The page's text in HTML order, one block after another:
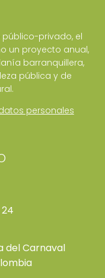
privado, el
un proyecto anual,
barranquillera,
pública y de
personales
del Carnaval